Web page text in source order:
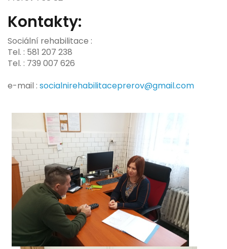
Kontakty:
Sociální rehabilitace :
Tel. : 581 207 238
Tel. : 739 007 626
e-mail : socialnirehabilitaceprerov@gmail.com